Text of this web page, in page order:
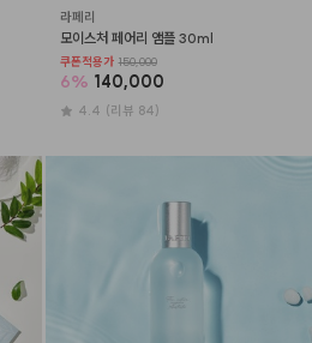
라페리
모이스처 페어리 앰플 30ml
쿠폰적용가 150,000
6% 140,000
4.4 (리뷰 84)